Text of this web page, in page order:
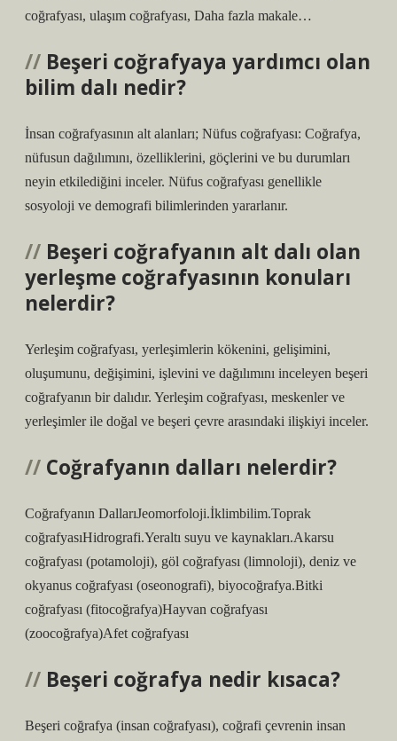
coğrafyası, ulaşım coğrafyası, Daha fazla makale…
Beşeri coğrafyaya yardımcı olan
bilim dalı nedir?
İnsan coğrafyasının alt alanları; Nüfus coğrafyası: Coğrafya,
nüfusun dağılımını, özelliklerini, göçlerini ve bu durumları
neyin etkilediğini inceler. Nüfus coğrafyası genellikle
sosyoloji ve demografi bilimlerinden yararlanır.
Beşeri coğrafyanın alt dalı olan
yerleşme coğrafyasının konuları
nelerdir?
Yerleşim coğrafyası, yerleşimlerin kökenini, gelişimini,
oluşumunu, değişimini, işlevini ve dağılımını inceleyen beşeri
coğrafyanın bir dalıdır. Yerleşim coğrafyası, meskenler ve
yerleşimler ile doğal ve beşeri çevre arasındaki ilişkiyi inceler.
Coğrafyanın dalları nelerdir?
Coğrafyanın DallarıJeomorfoloji.İklimbilim.Toprak
coğrafyasıHidrografi.Yeraltı suyu ve kaynakları.Akarsu
coğrafyası (potamoloji), göl coğrafyası (limnoloji), deniz ve
okyanus coğrafyası (oseonografi), biyocoğrafya.Bitki
coğrafyası (fitocoğrafya)Hayvan coğrafyası
(zoocoğrafya)Afet coğrafyası
Beşeri coğrafya nedir kısaca?
Beşeri coğrafya (insan coğrafyası), coğrafi çevrenin insan